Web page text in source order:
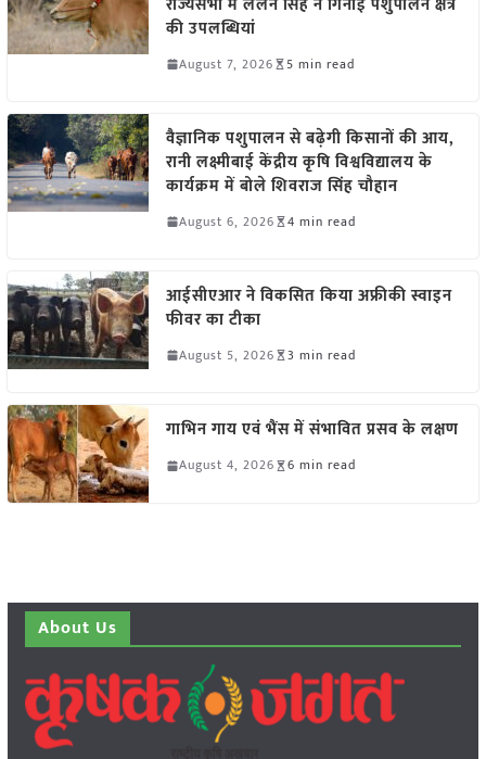
की उपलब्धियां
August 7, 2026 5 min read
वैज्ञानिक पशुपालन से बढ़ेगी किसानों की आय,
रानी लक्ष्मीबाई केंद्रीय कृषि विश्वविद्यालय के
कार्यक्रम में बोले शिवराज सिंह चौहान
August 6, 2026 4 min read
आईसीएआर ने विकसित किया अफ्रीकी स्वाइन
फीवर का टीका
August 5, 2026 3 min read
गाभिन गाय एवं भैंस में संभावित प्रसव के लक्षण
August 4, 2026 6 min read
About Us